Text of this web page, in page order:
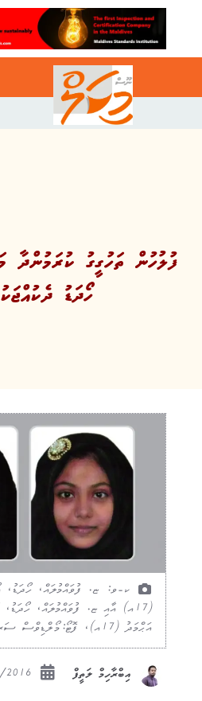
ފުލުހުން ތަހުގީގު ކުރަމުންދާ
ހޯދަޑު
ކ-ވ: ޏ. ފުވައްމުލައް،
(17އ) އާއި ޏ. ފުވައްމުލައް،
އަޙްމަދު (17އ)، ފޮޓޯ:މޯލްޑިވްސް ސަރވިސް
އިބްރާހިމް ލަތީފް